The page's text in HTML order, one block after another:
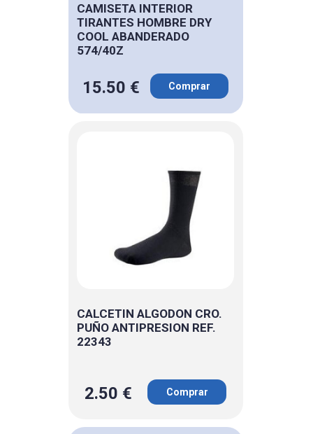
CAMISETA INTERIOR
TIRANTES HOMBRE DRY
COOL ABANDERADO
574/40Z
15.50 € Comprar
CALCETIN ALGODON CRO.
PUÑO ANTIPRESION REF.
22343
2.50 € Comprar